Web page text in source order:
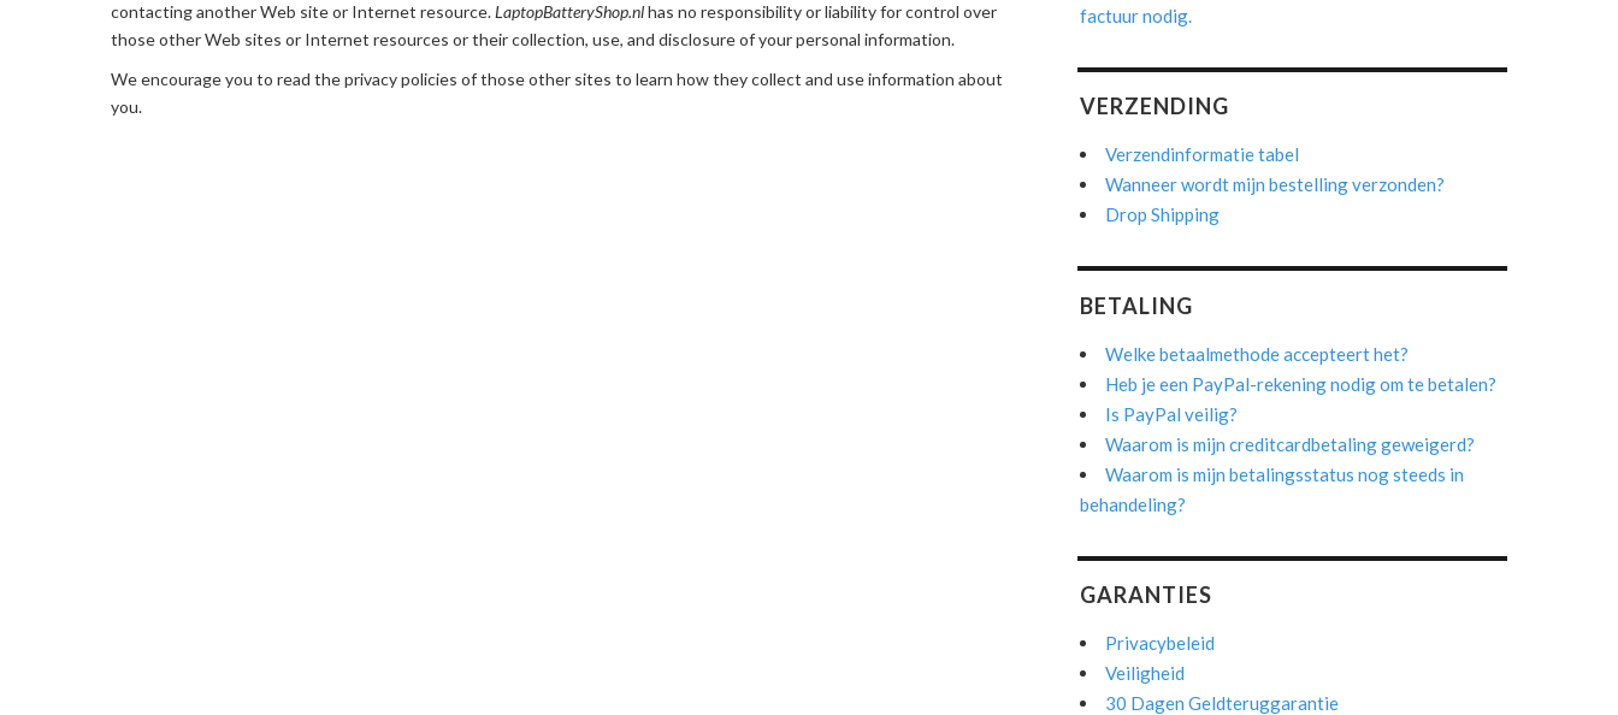
contacting another Web site or Internet resource.LaptopBatteryShop.nlhas no responsibility or liability for control over
those other Web sites or Internet resources or their collection, use, and disclosure of your personal information.
We encourage you to read the privacy policies of those other sites to learn how they collect and use information about
you.
factuur nodig.
VERZENDING
Verzendinformatie tabel
Wanneer wordt mijn bestelling verzonden?
Drop Shipping
BETALING
Welke betaalmethode accepteert het?
Heb je een PayPal-rekening nodig om te betalen?
Is PayPal veilig?
Waarom is mijn creditcardbetaling geweigerd?
Waarom is mijn betalingsstatus nog steeds in
behandeling?
GARANTIES
Privacybeleid
Veiligheid
30 Dagen Geldteruggarantie